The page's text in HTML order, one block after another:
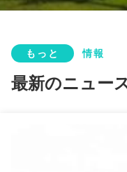
もっと 情報
最新のニュー